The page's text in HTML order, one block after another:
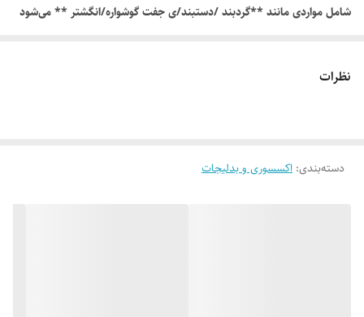
شامل مواردی مانند **گردبند /دستبند/ی جفت گوشواره/انگشتر ** می‌شود
تنوع رنگ و طرح (مثل گل، میوه یا طرح‌های انتزاعی)، ظاهری زنده و
نظرات
دسته‌بندی: اکسسوری و بدلیجات